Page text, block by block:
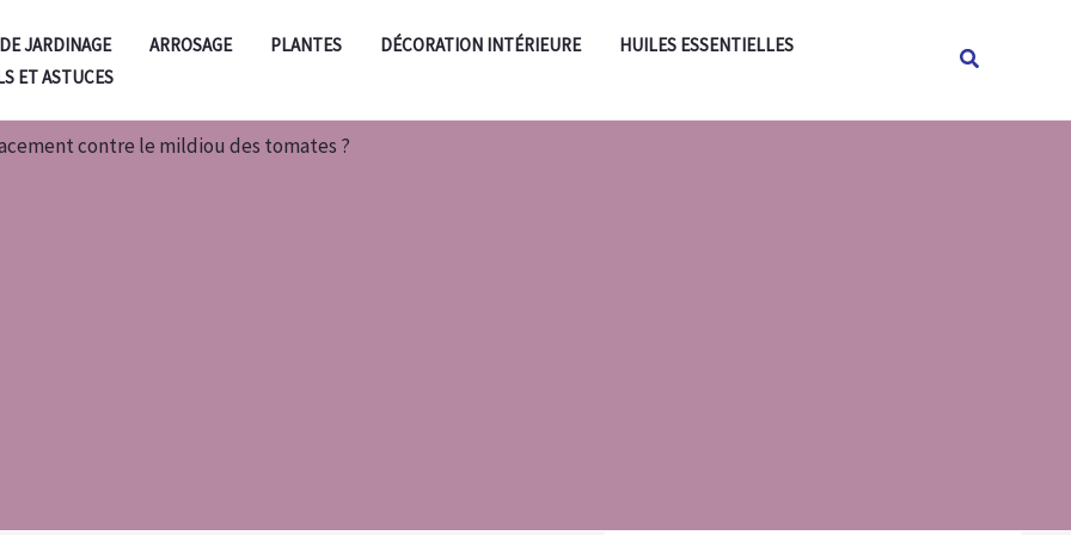
JARDINAGE ARROSAGE PLANTES DÉCORATION INTÉRIEURE
HUILES ESSENTIELLES
ET ASTUCES
Rechercher
contre le mildiou des tomates ?